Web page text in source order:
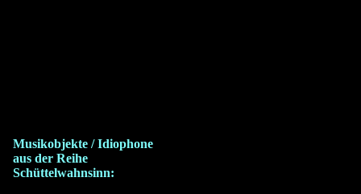
Musikobjekte / Idiophone
aus der Reihe
Schüttelwahnsinn: